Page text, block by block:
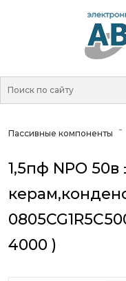
Пассивные компоненты
1,5пф NPO
4000 )